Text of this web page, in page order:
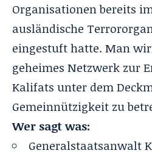
Organisationen bereits
ausländische
eingestuft hatte. Man
geheimes Netzwerk zur
Kalifats unter dem
Gemeinnützigkeit zu
Wer sagt was:
Generalstaatsanwalt